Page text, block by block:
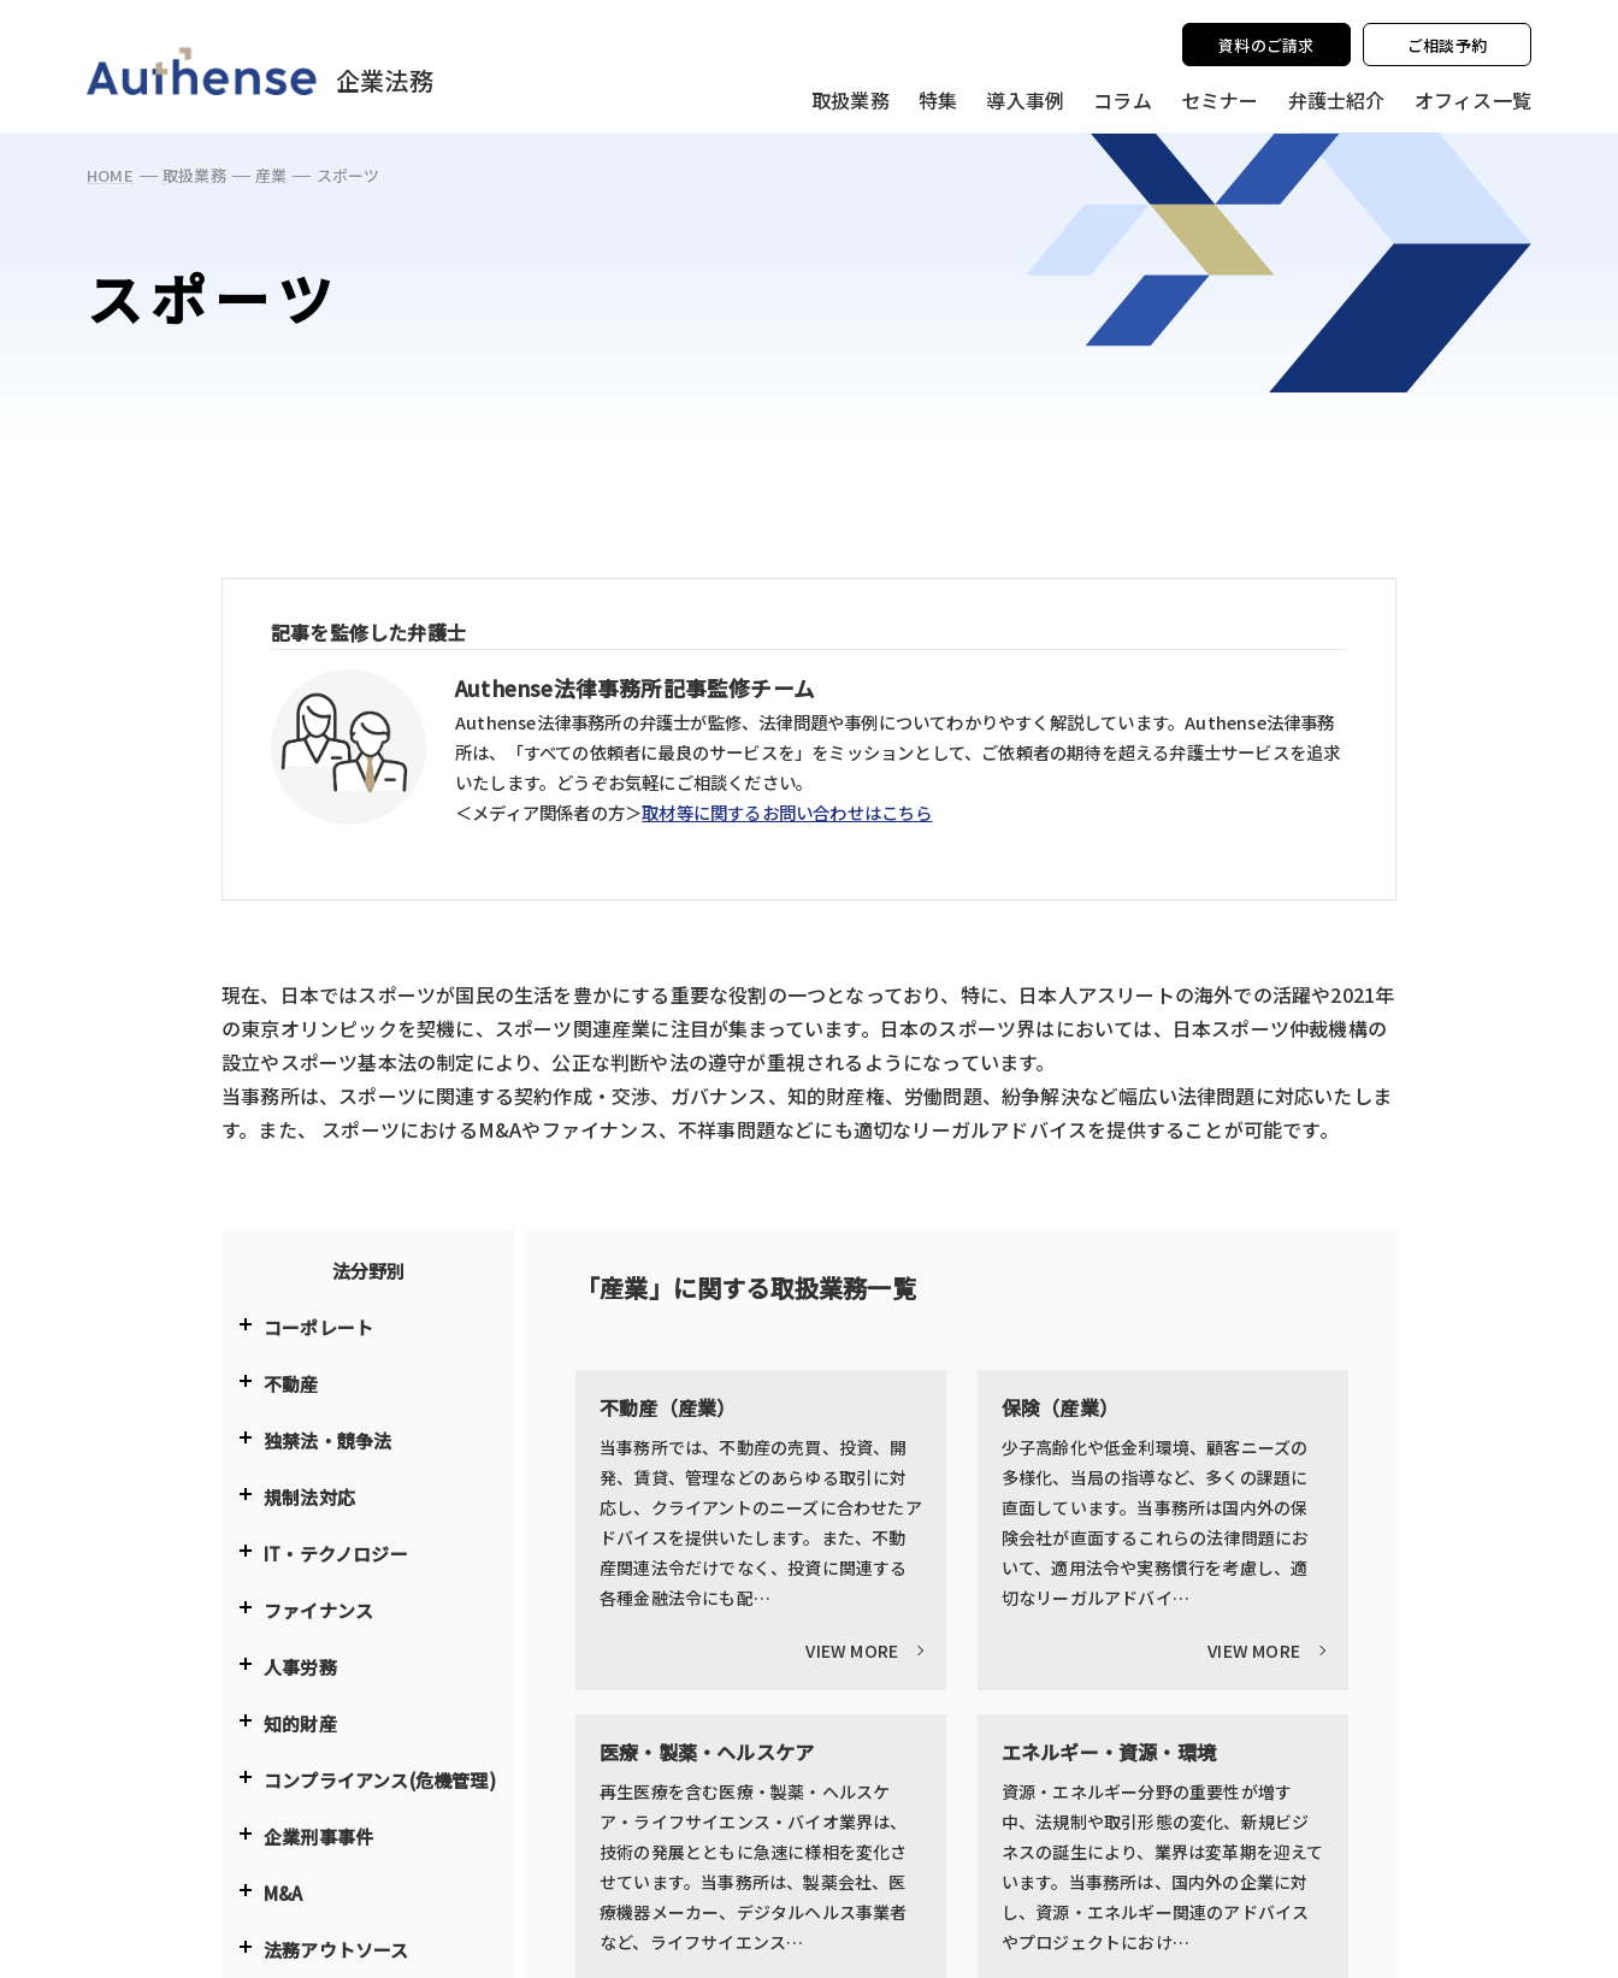
企業法務
取扱業務 特集 導入事例 コラム セミナー 弁護士紹介 オフィス一覧
資料のご請求 ご相談予約
HOME 取扱業務 産業 スポーツ
スポーツ
記事を監修した弁護士
Authense法律事務所記事監修チーム
Authense法律事務所の弁護士が監修、法律問題や事例についてわかりやすく解説しています。Authense法律事務
所は、「すべての依頼者に最良のサービスを」をミッションとして、ご依頼者の期待を超える弁護士サービスを追求
いたします。どうぞお気軽にご相談ください。
＜メディア関係者の方＞取材等に関するお問い合わせはこちら
現在、日本ではスポーツが国民の生活を豊かにする重要な役割の一つとなっており、特に、日本人アスリートの海外での活躍や2021年
の東京オリンピックを契機に、スポーツ関連産業に注目が集まっています。日本のスポーツ界はにおいては、日本スポーツ仲裁機構の
設立やスポーツ基本法の制定により、公正な判断や法の遵守が重視されるようになっています。
当事務所は、スポーツに関連する契約作成・交渉、ガバナンス、知的財産権、労働問題、紛争解決など幅広い法律問題に対応いたしま
す。また、 スポーツにおけるM&Aやファイナンス、不祥事問題などにも適切なリーガルアドバイスを提供することが可能です。
法分野別
コーポレート
不動産
独禁法・競争法
規制法対応
IT・テクノロジー
ファイナンス
人事労務
知的財産
コンプライアンス(危機管理)
企業刑事事件
M&A
法務アウトソース
「産業」に関する取扱業務一覧
不動産（産業）
当事務所では、不動産の売買、投資、開
発、賃貸、管理などのあらゆる取引に対
応し、クライアントのニーズに合わせたア
ドバイスを提供いたします。また、不動
産関連法令だけでなく、投資に関連する
各種金融法令にも配…
VIEW MORE
保険（産業）
少子高齢化や低金利環境、顧客ニーズの
多様化、当局の指導など、多くの課題に
直面しています。当事務所は国内外の保
険会社が直面するこれらの法律問題にお
いて、適用法令や実務慣行を考慮し、適
切なリーガルアドバイ…
VIEW MORE
医療・製薬・ヘルスケア
再生医療を含む医療・製薬・ヘルスケ
ア・ライフサイエンス・バイオ業界は、
技術の発展とともに急速に様相を変化さ
せています。当事務所は、製薬会社、医
療機器メーカー、デジタルヘルス事業者
など、ライフサイエンス…
エネルギー・資源・環境
資源・エネルギー分野の重要性が増す
中、法規制や取引形態の変化、新規ビジ
ネスの誕生により、業界は変革期を迎えて
います。当事務所は、国内外の企業に対
し、資源・エネルギー関連のアドバイス
やプロジェクトにおけ…
May we use cookies to track your activities? We take your privacy very seriously. Please see our privacy policy for details and any questions.YesNo